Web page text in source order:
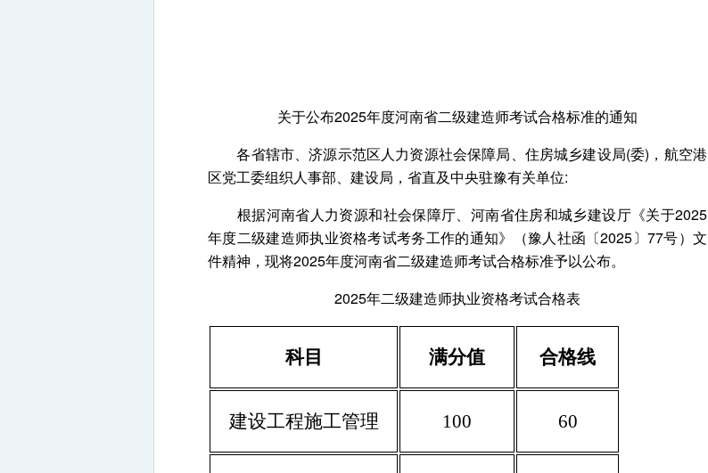
关于公布2025年度河南省二级建造师考试合格标准的通知
各省辖市、济源示范区人力资源社会保障局、住房城乡建设局(委)，航空港
区党工委组织人事部、建设局，省直及中央驻豫有关单位:
根据河南省人力资源和社会保障厅、河南省住房和城乡建设厅《关于2025
年度二级建造师执业资格考试考务工作的通知》（豫人社函〔2025〕77号）文
件精神，现将2025年度河南省二级建造师考试合格标准予以公布。
2025年二级建造师执业资格考试合格表
科目 满分值 合格线
建设工程施工管理 100 60